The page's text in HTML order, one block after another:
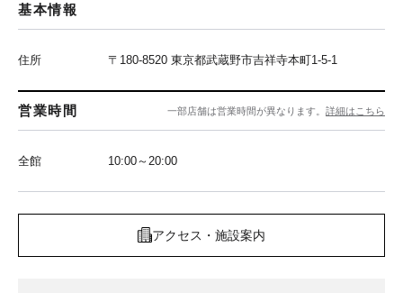
基本情報
住所 〒180-8520 東京都武蔵野市吉祥寺本町1-5-1
営業時間 一部店舗は営業時間が異なります。 詳細はこちら
全館 10:00～20:00
アクセス・施設案内